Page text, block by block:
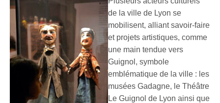
de la ville de Lyon se
mobilisent, alliant savoir-faire
et projets artistiques, comme
une main tendue vers
Guignol, symbole
emblématique de la ville : les
musées Gadagne, le Théâtre
Le Guignol de Lyon ainsi que